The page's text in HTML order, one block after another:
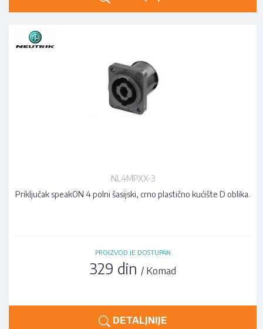
NL4MPXX-3
Priključak speakON 4 polni šasijski, crno plastično kućište D oblika.
PROIZVOD JE DOSTUPAN
329 din / Komad
DETALJNIJE